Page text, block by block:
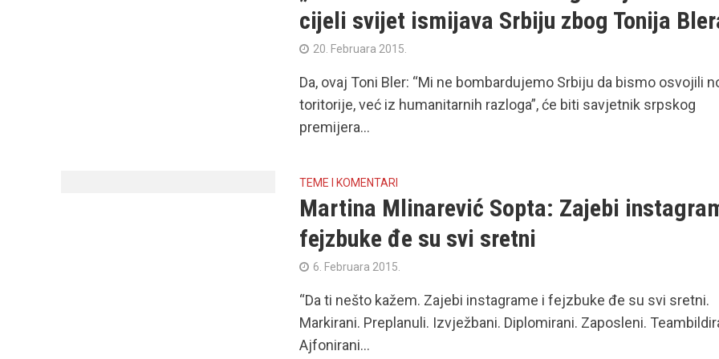
cijeli svijet ismijava Srbiju zbog Tonija
20. Februara 2015.
Da, ovaj Toni Bler: “Mi ne bombardujemo Srbiju da bismo osvojili
toritorije, već iz humanitarnih razloga”, će biti savjetnik srpskog
premijera...
TEME I KOMENTARI
Martina Mlinarević Sopta: Zajebi
fejzbuke đe su svi sretni
6. Februara 2015.
“Da ti nešto kažem. Zajebi instagrame i fejzbuke đe su svi sretni.
Markirani. Preplanuli. Izvježbani. Diplomirani. Zaposleni.
Ajfonirani...